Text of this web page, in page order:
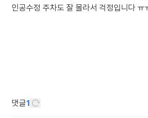
인공수정 주차도 잘 몰라서 걱정입니다 ㅠ
댓글1